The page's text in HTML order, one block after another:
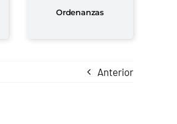
Ordenanzas
Anterior